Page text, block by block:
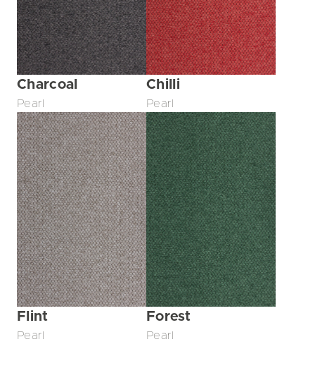
Charcoal
Pearl
Chilli
Pearl
Flint
Pearl
Forest
Pearl